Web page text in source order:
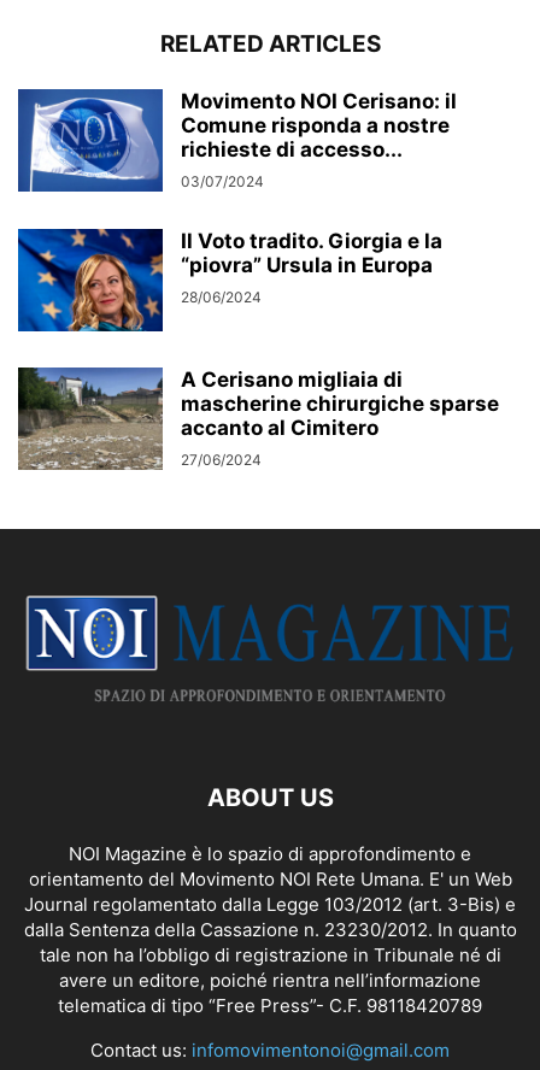
RELATED ARTICLES
Movimento NOI Cerisano: il
Comune risponda a nostre
richieste di accesso...
03/07/2024
Il Voto tradito. Giorgia e la
“piovra” Ursula in Europa
28/06/2024
A Cerisano migliaia di
mascherine chirurgiche sparse
accanto al Cimitero
27/06/2024
ABOUT US
NOI Magazine è lo spazio di approfondimento e
orientamento del Movimento NOI Rete Umana. E' un Web
Journal regolamentato dalla Legge 103/2012 (art. 3-Bis) e
dalla Sentenza della Cassazione n. 23230/2012. In quanto
tale non ha l’obbligo di registrazione in Tribunale né di
avere un editore, poiché rientra nell’informazione
telematica di tipo “Free Press”- C.F. 98118420789
Contact us: infomovimentonoi@gmail.com